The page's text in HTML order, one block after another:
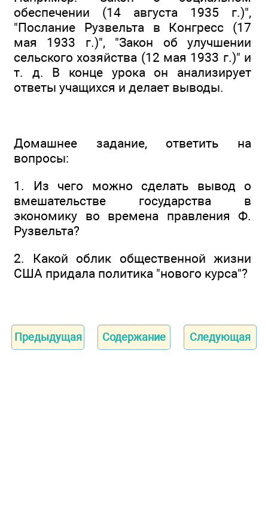
обеспечении (14 августа 1935 г.)",
"Послание Рузвельта в Конгресс (17
мая 1933 г.)", "Закон об улучшении
сельского хозяйства (12 мая 1933 г.)" и
т. д. В конце урока он анализирует
ответы учащихся и делает выводы.
Домашнее задание, ответить на
вопросы:
1. Из чего можно сделать вывод о
вмешательстве государства в
экономику во времена правления Ф.
Рузвельта?
2. Какой облик общественной жизни
США придала политика "нового курса"?
Предыдущая Содержание Следующая